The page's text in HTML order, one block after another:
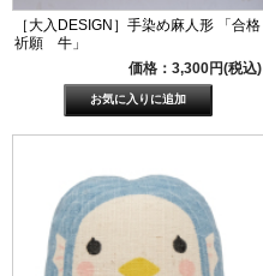
［大入DESIGN］手染め麻人形 「合格
祈願 牛」
価格：3,300円(税込)